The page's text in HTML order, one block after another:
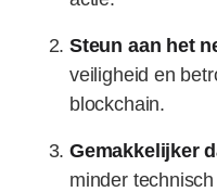
Steun aan het
veiligheid en
blockchain.
Gemakkelijker
minder